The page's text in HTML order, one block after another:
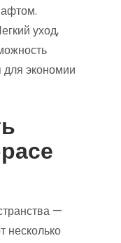
уход,
экономии
—
несколько